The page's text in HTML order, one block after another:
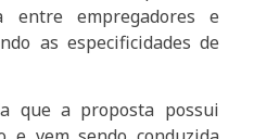
entre empregadores e
as especificidades de
que a proposta possui